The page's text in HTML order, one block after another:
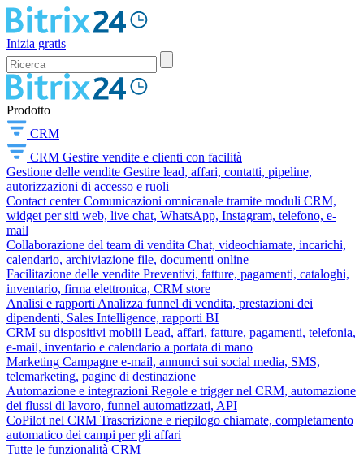
Inizia gratis
Prodotto
CRM
CRM Gestire vendite e clienti con facilità
Gestione delle vendite Gestire lead, affari, contatti, pipeline,
autorizzazioni di accesso e ruoli
Contact center Comunicazioni omnicanale tramite moduli CRM,
widget per siti web, live chat, WhatsApp, Instagram, telefono, e-
mail
Collaborazione del team di vendita Chat, videochiamate, incarichi,
calendario, archiviazione file, documenti online
Facilitazione delle vendite Preventivi, fatture, pagamenti, cataloghi,
inventario, firma elettronica, CRM store
Analisi e rapporti Analizza funnel di vendita, prestazioni dei
dipendenti, Sales Intelligence, rapporti BI
CRM su dispositivi mobili Lead, affari, fatture, pagamenti, telefonia,
e-mail, inventario e calendario a portata di mano
Marketing Campagne e-mail, annunci sui social media, SMS,
telemarketing, pagine di destinazione
Automazione e integrazioni Regole e trigger nel CRM, automazione
dei flussi di lavoro, funnel automatizzati, API
CoPilot nel CRM Trascrizione e riepilogo chiamate, completamento
automatico dei campi per gli affari
Tutte le funzionalità CRM